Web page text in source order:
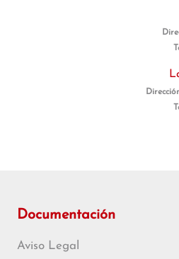
Documentación
Aviso Legal